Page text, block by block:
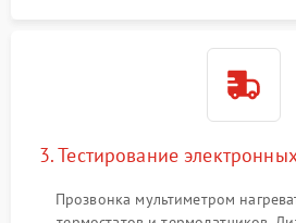
3. Тестирование
Прозвонка мультиметром